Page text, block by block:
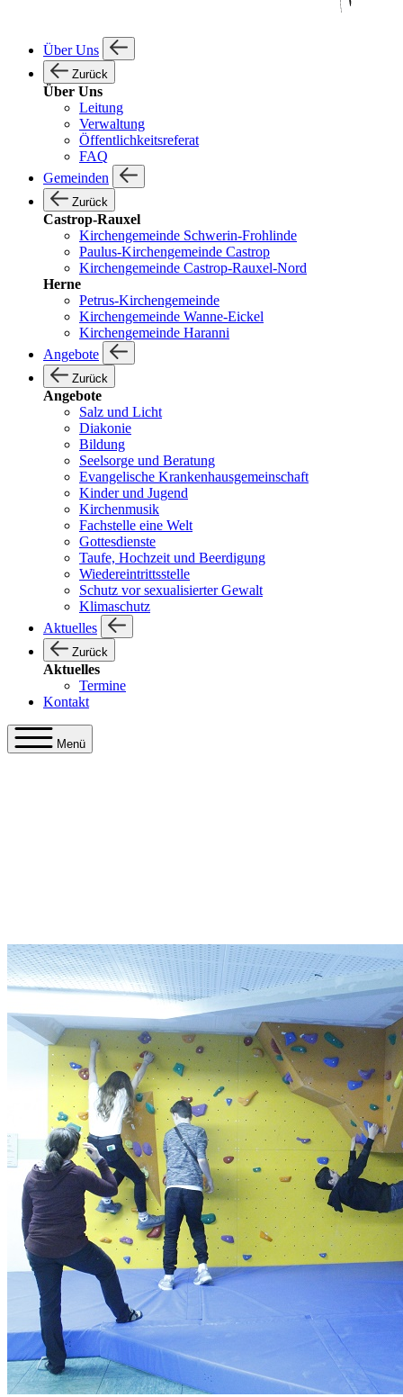
Über Uns
Zurück
Über Uns
Leitung
Verwaltung
Öffentlichkeitsreferat
FAQ
Gemeinden
Zurück
Castrop-Rauxel
Kirchengemeinde Schwerin-Frohlinde
Paulus-Kirchengemeinde Castrop
Kirchengemeinde Castrop-Rauxel-Nord
Herne
Petrus-Kirchengemeinde
Kirchengemeinde Wanne-Eickel
Kirchengemeinde Haranni
Angebote
Zurück
Angebote
Salz und Licht
Diakonie
Bildung
Seelsorge und Beratung
Evangelische Krankenhausgemeinschaft
Kinder und Jugend
Kirchenmusik
Fachstelle eine Welt
Gottesdienste
Taufe, Hochzeit und Beerdigung
Wiedereintrittsstelle
Schutz vor sexualisierter Gewalt
Klimaschutz
Aktuelles
Zurück
Aktuelles
Termine
Kontakt
Menü